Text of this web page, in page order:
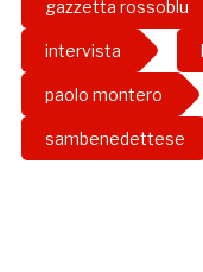
gazzetta rossoblu
intervista
paolo montero
sambenedettese